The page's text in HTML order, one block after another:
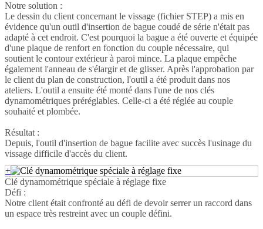
Notre solution :
Le dessin du client concernant le vissage (fichier STEP) a mis en
évidence qu'un outil d'insertion de bague coudé de série n'était pas
adapté à cet endroit. C'est pourquoi la bague a été ouverte et équipée
d'une plaque de renfort en fonction du couple nécessaire, qui
soutient le contour extérieur à paroi mince. La plaque empêche
également l'anneau de s'élargir et de glisser. Après l'approbation par
le client du plan de construction, l'outil a été produit dans nos
ateliers. L'outil a ensuite été monté dans l'une de nos clés
dynamométriques préréglables. Celle-ci a été réglée au couple
souhaité et plombée.
Résultat :
Depuis, l'outil d'insertion de bague facilite avec succès l'usinage du
vissage difficile d'accès du client.
+
Clé dynamométrique spéciale à réglage fixe
Défi :
Notre client était confronté au défi de devoir serrer un raccord dans
un espace très restreint avec un couple défini.